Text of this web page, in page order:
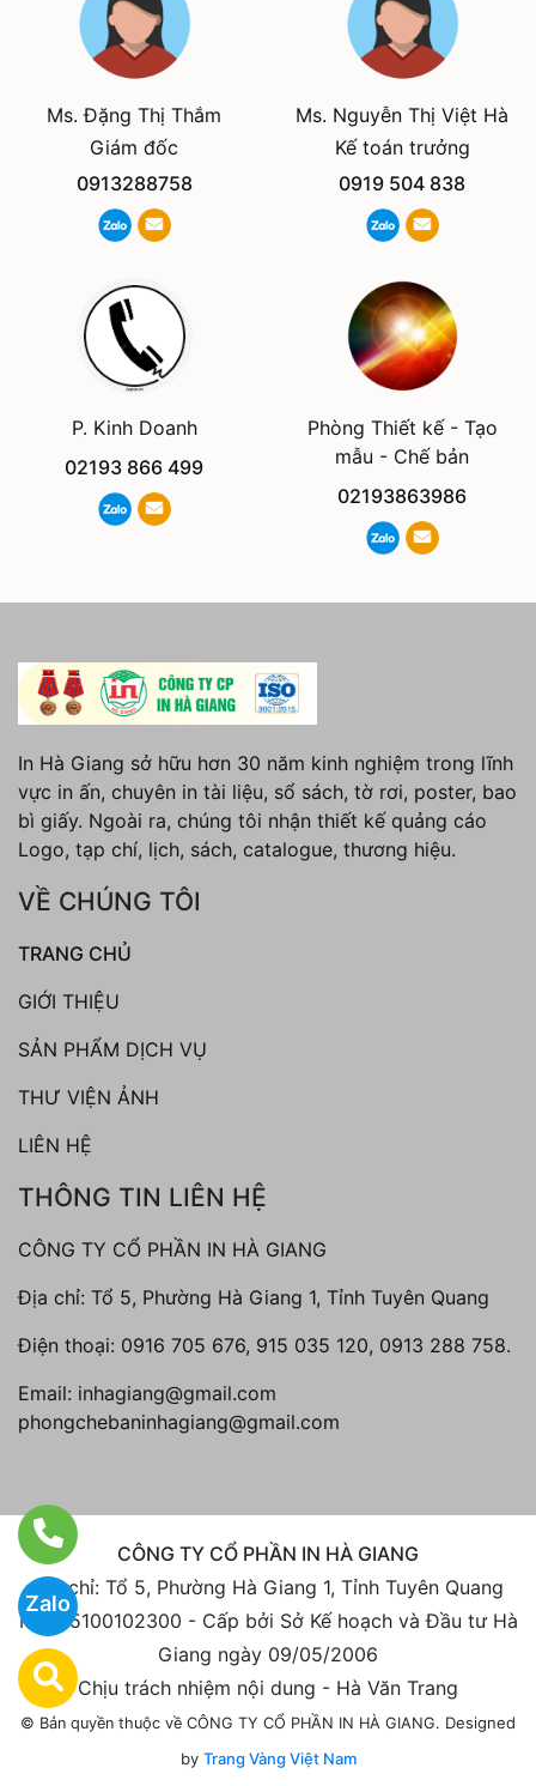
Zalo
Ms. Đặng Thị Thắm
Giám đốc
0913288758
Ms. Nguyễn Thị Việt Hà
Kế toán trưởng
0919 504 838
P. Kinh Doanh
02193 866 499
Phòng Thiết kế - Tạo
mẫu - Chế bản
02193863986
In Hà Giang sở hữu hơn 30 năm kinh nghiệm trong lĩnh
vực in ấn, chuyên in tài liệu, sổ sách, tờ rơi, poster, bao
bì giấy. Ngoài ra, chúng tôi nhận thiết kế quảng cáo
Logo, tạp chí, lịch, sách, catalogue, thương hiệu.
VỀ CHÚNG TÔI
TRANG CHỦ
GIỚI THIỆU
SẢN PHẨM DỊCH VỤ
THƯ VIỆN ẢNH
LIÊN HỆ
THÔNG TIN LIÊN HỆ
CÔNG TY CỔ PHẦN IN HÀ GIANG
Địa chỉ: Tổ 5, Phường Hà Giang 1, Tỉnh Tuyên Quang
Điện thoại: 0916 705 676, 915 035 120, 0913 288 758.
Email: inhagiang@gmail.com
phongchebaninhagiang@gmail.com
CÔNG TY CỔ PHẦN IN HÀ GIANG
Địa chỉ: Tổ 5, Phường Hà Giang 1, Tỉnh Tuyên Quang
MST: 5100102300 - Cấp bởi Sở Kế hoạch và Đầu tư Hà
Giang ngày 09/05/2006
Chịu trách nhiệm nội dung - Hà Văn Trang
© Bản quyền thuộc về CÔNG TY CỔ PHẦN IN HÀ GIANG. Designed
by Trang Vàng Việt Nam